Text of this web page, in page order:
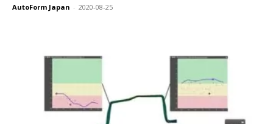
AutoForm Japan - 2020-08-25